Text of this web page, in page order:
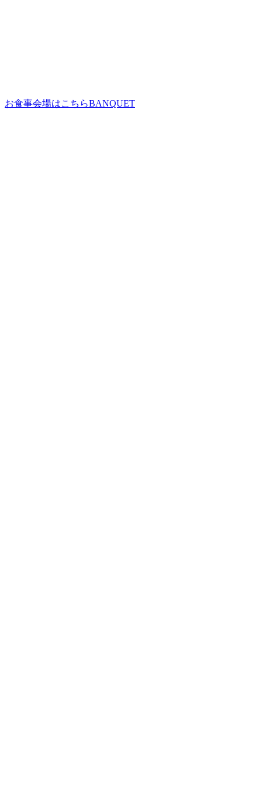
お食事会場はこちらBANQUET